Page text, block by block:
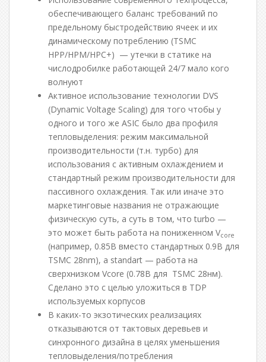
обеспечивающего баланс требований по
предельному быстродействию ячеек и их
динамическому потреблению (TSMC
HPP/HPM/HPC+) — утечки в статике на
числодробилке работающей 24/7 мало кого
волнуют
Активное использование технологии DVS
(Dynamic Voltage Scaling) для того чтобы у
одного и того же ASIC было два профиля
тепловыделения: режим максимальной
производительности (т.н. турбо) для
использования с активным охлаждением и
стандартный режим производительности для
пассивного охлаждения. Так или иначе это
маркетинговые названия не отражающие
физическую суть, а суть в том, что turbo —
это может быть работа на пониженном Vcore
(например, 0.85В вместо стандартных 0.9В для
TSMC 28nm), а standart — работа на
сверхнизком Vcore (0.78В для TSMC 28нм).
Сделано это с целью уложиться в TDP
используемых корпусов
В каких-то экзотических реализациях
отказываются от тактовых деревьев и
синхронного дизайна в целях уменьшения
тепловыделения/потребления